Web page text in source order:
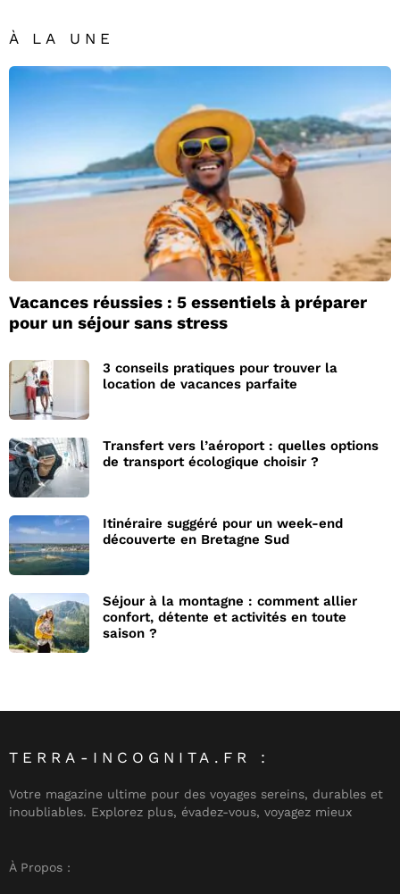
À LA UNE
Vacances réussies : 5 essentiels à préparer
pour un séjour sans stress
3 conseils pratiques pour trouver la
location de vacances parfaite
Transfert vers l’aéroport : quelles options
de transport écologique choisir ?
Itinéraire suggéré pour un week-end
découverte en Bretagne Sud
Séjour à la montagne : comment allier
confort, détente et activités en toute
saison ?
TERRA-INCOGNITA.FR :
Votre magazine ultime pour des voyages sereins, durables et
inoubliables. Explorez plus, évadez-vous, voyagez mieux
À Propos :